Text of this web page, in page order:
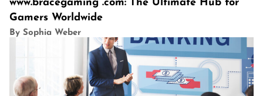
www.bracegaming .com: The Ultimate Hub for
Gamers Worldwide
By Sophia Weber